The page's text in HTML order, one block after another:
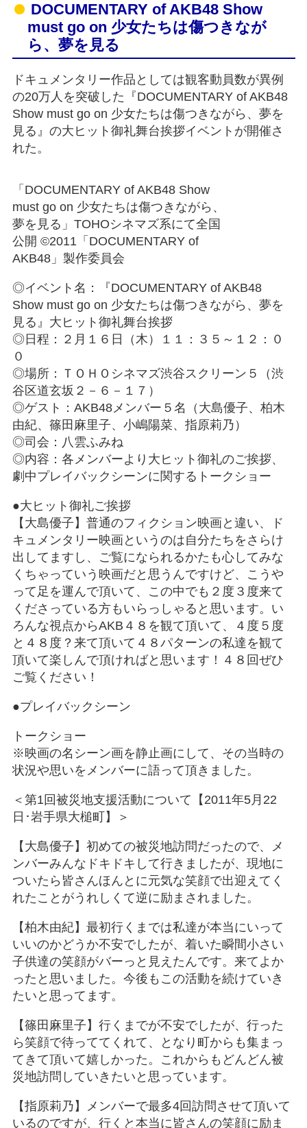
DOCUMENTARY of AKB48 Show
must go on 少女たちは傷つきなが
ら、夢を見る
ドキュメンタリー作品としては観客動員数が異例
の20万人を突破した『DOCUMENTARY of AKB48
Show must go on 少女たちは傷つきながら、夢を
見る』の大ヒット御礼舞台挨拶イベントが開催さ
れた。
「DOCUMENTARY of AKB48 Show
must go on 少女たちは傷つきながら、
夢を見る」TOHOシネマズ系にて全国
公開 ©2011「DOCUMENTARY of
AKB48」製作委員会
◎イベント名：『DOCUMENTARY of AKB48
Show must go on 少女たちは傷つきながら、夢を
見る』大ヒット御礼舞台挨拶
◎日程：２月１６日（木）１１：３５～１２：０
０
◎場所：ＴＯＨＯシネマズ渋谷スクリーン５（渋
谷区道玄坂２－６－１７）
◎ゲスト：AKB48メンバー５名（大島優子、柏木
由紀、篠田麻里子、小嶋陽菜、指原莉乃）
◎司会：八雲ふみね
◎内容：各メンバーより大ヒット御礼のご挨拶、
劇中プレイバックシーンに関するトークショー
●大ヒット御礼ご挨拶
【大島優子】普通のフィクション映画と違い、ド
キュメンタリー映画というのは自分たちをさらけ
出してますし、ご覧になられるかたも心してみな
くちゃっていう映画だと思うんですけど、こうや
って足を運んで頂いて、この中でも２度３度来て
くださっている方もいらっしゃると思います。い
ろんな視点からAKB４８を観て頂いて、４度５度
と４８度？来て頂いて４８パターンの私達を観て
頂いて楽しんで頂ければと思います！４８回ぜひ
ご覧ください！
●プレイバックシーン
トークショー
※映画の名シーン画を静止画にして、その当時の
状況や思いをメンバーに語って頂きました。
＜第1回被災地支援活動について【2011年5月22
日･岩手県大槌町】＞
【大島優子】初めての被災地訪問だったので、メ
ンバーみんなドキドキして行きましたが、現地に
ついたら皆さんほんとに元気な笑顔で出迎えてく
れたことがうれしくて逆に励まされました。
【柏木由紀】最初行くまでは私達が本当にいって
いいのかどうか不安でしたが、着いた瞬間小さい
子供達の笑顔がバーっと見えたんです。来てよか
ったと思いました。今後もこの活動を続けていき
たいと思ってます。
【篠田麻里子】行くまでが不安でしたが、行った
ら笑顔で待っててくれて、となり町からも集まっ
てきて頂いて嬉しかった。これからもどんどん被
災地訪問していきたいと思っています。
【指原莉乃】メンバーで最多4回訪問させて頂いて
いるのですが、行くと本当に皆さんの笑顔に励ま